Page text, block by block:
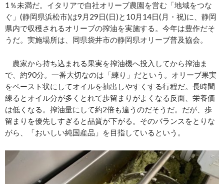
1％未満だ。イタリアで自社オリーブ農園を営む「地域をつな
ぐ」(静岡県浜松市)は9月29日(日)と10月14日(月・祝)に、静岡
県内で収穫されるオリーブの搾油を実施する。今年は豊作だそ
うだ。実施場所は、同県袋井市の静岡県オリーブ普及協会。
農家から持ち込まれる果実を搾油機へ投入してから搾油ま
で、約90分。一番大切なのは「練り」だという。オリーブ果実
をペースト状にしてオイルを抽出しやすくする行程だ。長時間
練るとオイル分が多くとれて歩留まりがよくなる反面、栄養価
は低くなる。搾油量にして約2倍も違うのだそうだ。だが、歩
留まりを優先しすぎると品質が下がる。そのバランスをとりな
がら、「おいしい純国産品」を目指しているという。